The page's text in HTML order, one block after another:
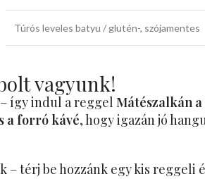
Túrós leveles batyu / glutén-, szójamentes
vagyunk!
így indul a reggel Mátészalkán a
a forró kávé, hogy igazán jó
térj be hozzánk egy kis reggeli